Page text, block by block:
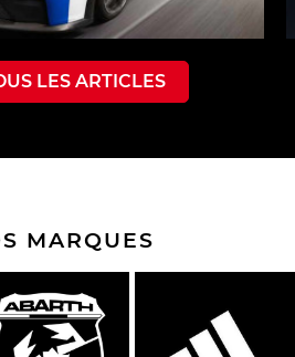
LES ARTICLES
MARQUES